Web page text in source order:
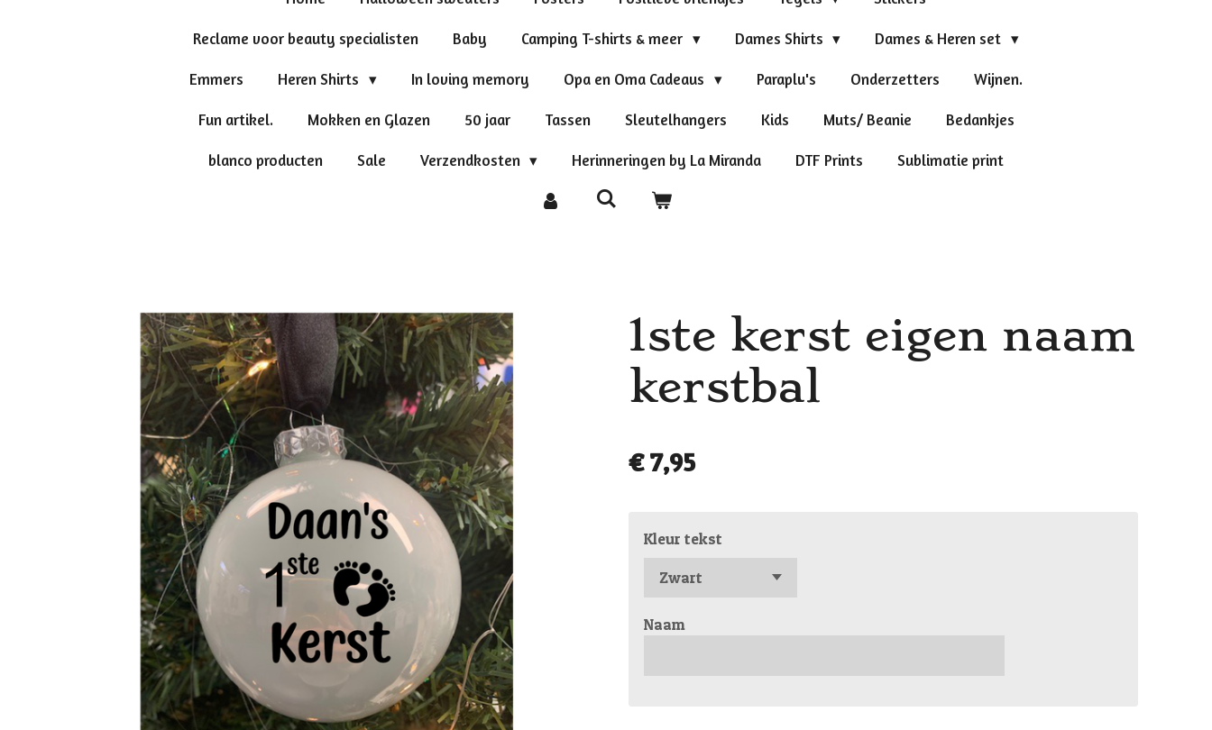
Reclame voor beauty specialisten Baby Camping T-shirts & meer Dames Shirts Dames & Heren set
Emmers Heren Shirts In loving memory Opa en Oma Cadeaus Paraplu's Onderzetters Wijnen.
Fun artikel. Mokken en Glazen 50 jaar Tassen Sleutelhangers Kids Muts/ Beanie Bedankjes
blanco producten Sale Verzendkosten Herinneringen by La Miranda DTF Prints Sublimatie print
1ste kerst eigen naam
kerstbal
€ 7,95
Kleur tekst
Naam